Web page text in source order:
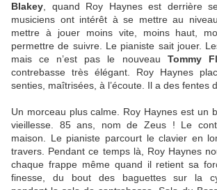
Blakey , quand Roy Haynes est derrière
musiciens ont intérêt à se mettre au
mettre à jouer moins vite, moins haut,
permettre de suivre. Le pianiste sait jouer.
mais ce n’est pas le nouveau Tommy
contrebasse très élégant. Roy Haynes
senties, maîtrisées, à l’écoute. Il a des fentes
Un morceau plus calme. Roy Haynes est un
vieillesse. 85 ans, nom de Zeus ! Le
maison. Le pianiste parcourt le clavier en
travers. Pendant ce temps là, Roy Haynes
chaque frappe même quand il retient sa
finesse, du bout des baguettes sur la